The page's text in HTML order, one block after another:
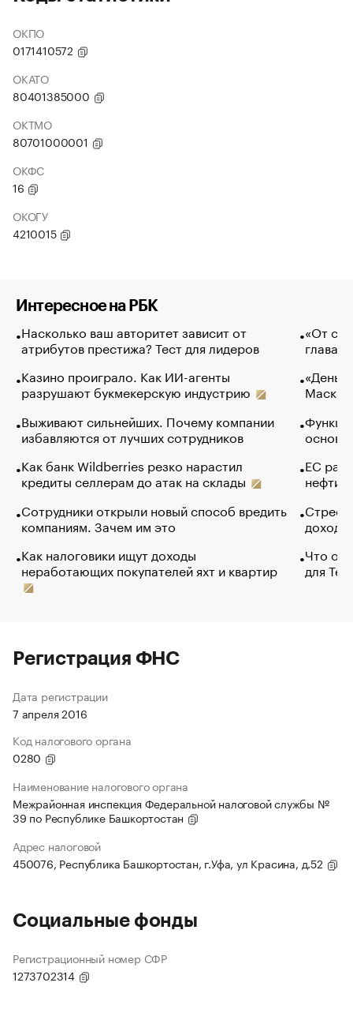
ОКПО
0171410572
ОКАТО
80401385000
ОКТМО
80701000001
ОКФС
16
ОКОГУ
4210015
Интересное на РБК
Насколько ваш авторитет зависит от
атрибутов престижа? Тест для лидеров
Казино проиграло. Как ИИ-агенты
разрушают букмекерскую индустрию
Выживают сильнейших. Почему компании
избавляются от лучших сотрудников
Как банк Wildberries резко нарастил
кредиты селлерам до атак на склады
Сотрудники открыли новый способ вредить
компаниям. Зачем им это
Как налоговики ищут доходы
неработающих покупателей яхт и квартир
«От
глава
Маск в
основ
ЕС
нефти
Что
для
Регистрация ФНС
Дата регистрации
7 апреля 2016
Код налогового органа
0280
Наименование налогового органа
Межрайонная инспекция Федеральной налоговой службы №
39 по Республике Башкортостан
Адрес налоговой
450076, Республика Башкортостан, г.Уфа, ул Красина, д.52
Социальные фонды
Регистрационный номер СФР
1273702314